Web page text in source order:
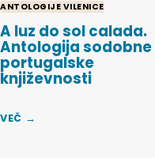
ANTOLOGIJE VILENICE
A luz do sol calada.
Antologija sodobne
portugalske
književnosti
VEČ →